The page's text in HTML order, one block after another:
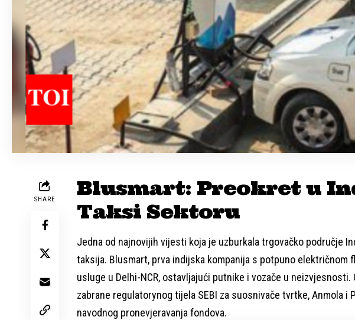
SHARE
Blusmart: Preokret u
Taksi Sektoru
Jedna od najnovijih vijesti koja je uzburkala trgovačko područje
taksija. Blusmart, prva indijska kompanija s potpuno električnom
usluge u Delhi-NCR, ostavljajući putnike i vozače u
zabrane regulatorynog tijela SEBI za suosnivače tvrtke, Anmola i
navodnog pronevjeravanja fondova.